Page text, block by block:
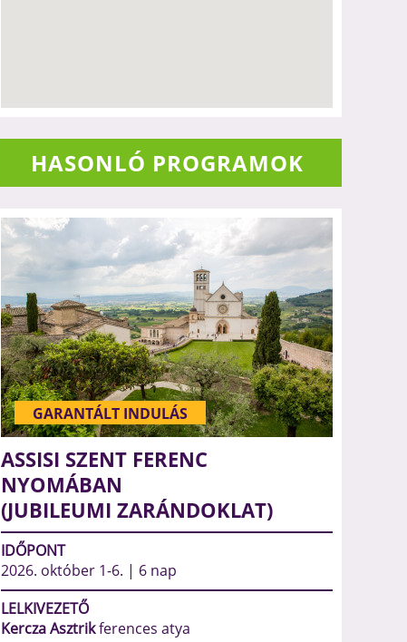
HASONLÓ PROGRAMOK
GARANTÁLT INDULÁS
ASSISI SZENT FERENC
NYOMÁBAN
(JUBILEUMI ZARÁNDOKLAT)
IDŐPONT
2026. október 1-6. | 6 nap
LELKIVEZETŐ
Kercza Asztrikferences atya